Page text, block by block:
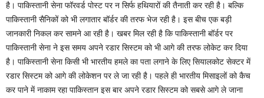
है। पाकिस्तानी सेना फॉरवर्ड पोस्ट पर न सिर्फ हथियारों की तैनाती कर रही है। बल्कि
पाकिस्तानी सैनिकों को भी लगातार बॉर्डर की तरफ भेज रही है। इस बीच एक बड़ी
जानकारी निकल कर सामने आ रही है। खबर मिल रही है कि पाकिस्तानी बॉर्डर पर
पाकिस्तानी सेना ने इस समय अपने रडार सिस्टम को भी आगे की तरफ लोकेट कर दिया
है। पाकिस्तानी सेना किसी भी भारतीय हमले का पता लगाने के लिए सियालकोट सेक्टर में
रडार सिस्टम को आगे की लोकेशन पर ले जा रही है। पहले ही भारतीय मिसाइलों को कैच
कर पाने में नाकाम रहा पाकिस्तान इस बार अपने रडार सिस्टम को सबसे आगे ले जाना